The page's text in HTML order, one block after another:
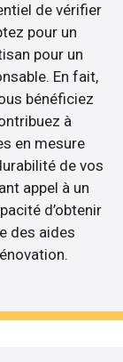
de vérifier
pour un
pour un
En fait,
bénéficiez
à
en mesure
de vos
appel à un
d’obtenir
des aides